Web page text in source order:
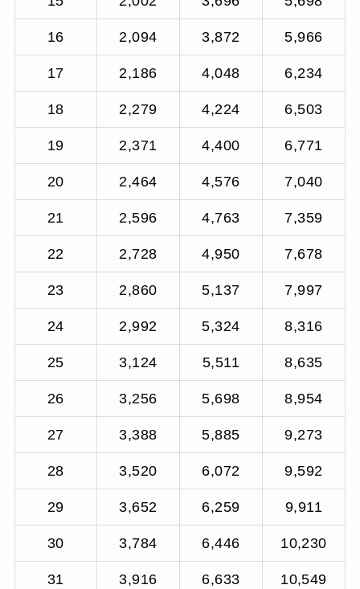
16 2,094 3,872 5,966
17 2,186 4,048 6,234
18 2,279 4,224 6,503
19 2,371 4,400 6,771
20 2,464 4,576 7,040
21 2,596 4,763 7,359
22 2,728 4,950 7,678
23 2,860 5,137 7,997
24 2,992 5,324 8,316
25 3,124 5,511 8,635
26 3,256 5,698 8,954
27 3,388 5,885 9,273
28 3,520 6,072 9,592
29 3,652 6,259 9,911
30 3,784 6,446 10,230
31 3,916 6,633 10,549